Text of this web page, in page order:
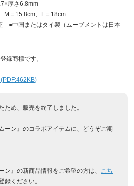
厚さ6.8mm
M＝15.8cm、L＝18cm
中国またはタイ製（ムーブメントは日本
録商標です。
ため、販売を終了しました。
ーン』のコラボアイテムに、どうぞご期
』の新商品情報をご希望の方は、 こち
録ください。